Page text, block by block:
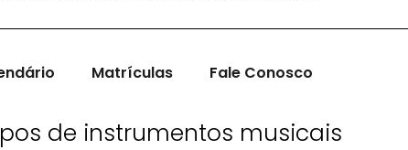
Matrículas Fale Conosco
de instrumentos musicais